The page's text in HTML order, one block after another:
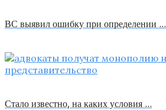
ВС выявил ошибку при определении …
Стало известно, на каких условия …